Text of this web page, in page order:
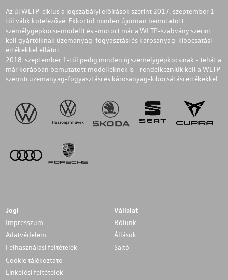
Az új WLTP-ciklus a jogszabályi előírások szerint 2017. szeptember 1-
től válik kötelezővé. Ekkortól minden újonnan bemutatott
személygépkocsi-modellt és -motort már a WLTP-szabvány szerint
kell gyártóiknak üzemanyag-fogyasztási és károsanyag-kibocsátási
értékekkel ellátni.
2018. szeptember 1-től pedig minden új személygépkocsinak - tehát a
már korábban bemutatott modelleknek is - rendelkezniük kell a WLTP
szerinti üzemanyag-fogyasztási és károsanyag-kibocsátási értékekkel.
Jogi
Impresszum
Adatvédelem
Felhasználási feltételek
Cookie tájékoztato
Linkelési feltételek
Vállalat
Rólunk
Állások
Sajtó